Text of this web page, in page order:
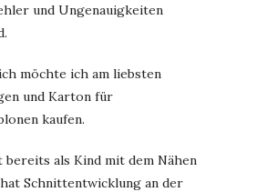
und Ungenauigkeiten
möchte ich am liebsten
und Karton für
kaufen.
bereits als Kind mit dem Nähen
Schnittentwicklung an der